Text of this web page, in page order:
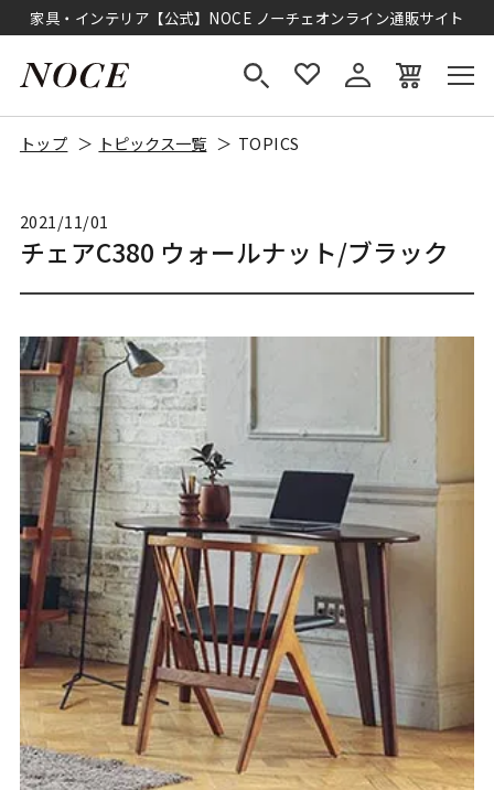
家具・インテリア【公式】NOCE ノーチェオンライン通販サイト
トップ トピックス一覧 TOPICS
2021/11/01
チェアC380 ウォールナット/ブラック